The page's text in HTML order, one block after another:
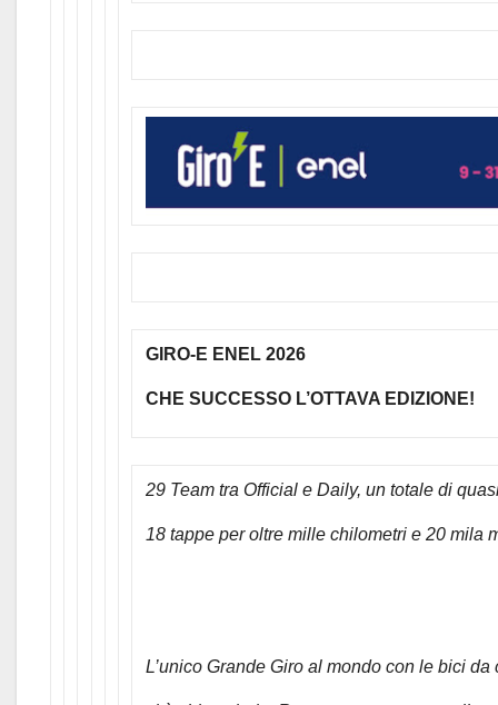
GIRO-E ENEL 2026
CHE SUCCESSO L’OTTAVA EDIZIONE!
29 Team tra Official e Daily, un totale di
18 tappe per oltre mille chilometri e 20 mila
L’unico Grande Giro al mondo con le bici